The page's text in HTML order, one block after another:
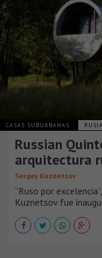
CASAS SUBURBANAS RUSIA
Russian
arquitectura
Sergey Kuznetsov
“Ruso por
Kuznetsov fue